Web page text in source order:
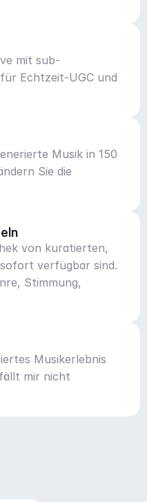
mit sub-
Echtzeit-UGC und
Musik in 150
Sie die
von kuratierten,
verfügbar sind.
Stimmung,
Musikerlebnis
mir nicht